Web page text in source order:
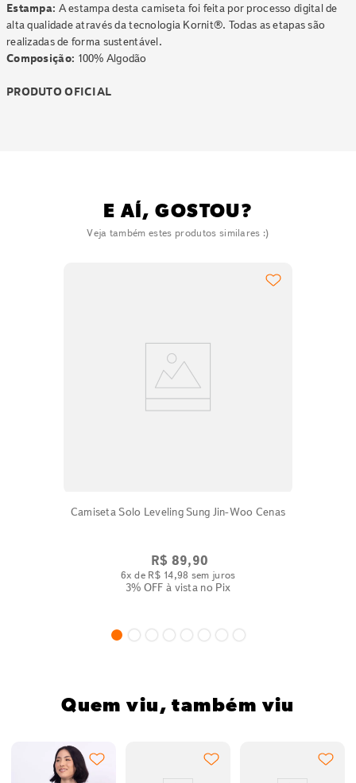
Estampa: A estampa desta camiseta foi feita por processo digital de
alta qualidade através da tecnologia Kornit®. Todas as etapas são
realizadas de forma sustentável.
Composição: 100% Algodão
PRODUTO OFICIAL
E AÍ, GOSTOU?
Veja também estes produtos similares :)
Camiseta Solo Leveling Sung Jin-Woo Cenas
R$ 89,90
6x de R$ 14,98 sem juros
3% OFF à vista no Pix
Quem viu, também viu